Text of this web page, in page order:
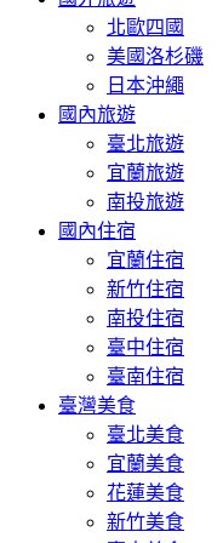
北歐四國
美國洛杉磯
日本沖繩
國內旅遊
臺北旅遊
宜蘭旅遊
南投旅遊
國內住宿
宜蘭住宿
新竹住宿
南投住宿
臺中住宿
臺南住宿
臺灣美食
臺北美食
宜蘭美食
花蓮美食
新竹美食